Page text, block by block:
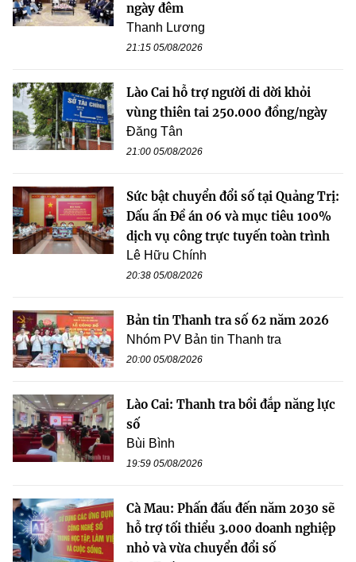
ngày đêm
Thanh Lương
21:15 05/08/2026
Lào Cai hỗ trợ người di dời khỏi
vùng thiên tai 250.000 đồng/ngày
Đăng Tân
21:00 05/08/2026
Sức bật chuyển đổi số tại Quảng Trị:
Dấu ấn Đề án 06 và mục tiêu 100%
dịch vụ công trực tuyến toàn trình
Lê Hữu Chính
20:38 05/08/2026
Bản tin Thanh tra số 62 năm 2026
Nhóm PV Bản tin Thanh tra
20:00 05/08/2026
Lào Cai: Thanh tra bồi đắp năng lực
số
Bùi Bình
19:59 05/08/2026
Cà Mau: Phấn đấu đến năm 2030 sẽ
hỗ trợ tối thiểu 3.000 doanh nghiệp
nhỏ và vừa chuyển đổi số